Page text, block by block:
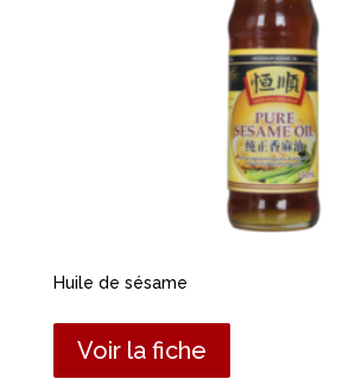
Huile de sésame
Voir la fiche